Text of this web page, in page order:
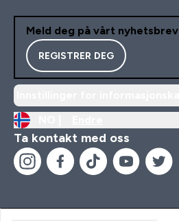
Meld deg på vårt nyhetsbrev
REGISTRER DEG
Ta kontakt med oss